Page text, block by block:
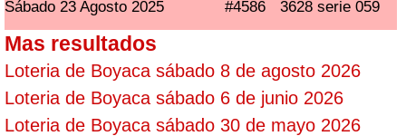
Sábado 23 Agosto 2025 #4586 3628 serie 059
Mas resultados
Loteria de Boyaca sábado 8 de agosto 2026
Loteria de Boyaca sábado 6 de junio 2026
Loteria de Boyaca sábado 30 de mayo 2026